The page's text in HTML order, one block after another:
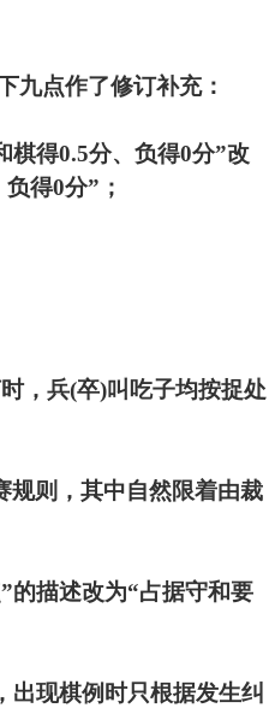
九点作了修订补充：
棋得0.5分、负得0分”改
得0分”；
，兵(卒)叫吃子均按捉处
规则，其中自然限着由裁
的描述改为“占据守和要
出现棋例时只根据发生纠